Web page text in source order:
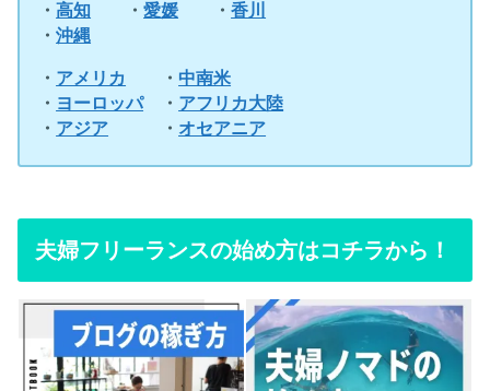
・高知 ・愛媛 ・香川
・沖縄
・ アメリカ ・ 中南米
・ ヨーロッパ・ アフリカ大陸
・ アジア ・ オセアニア
夫婦フリーランスの始め方はコチラから！